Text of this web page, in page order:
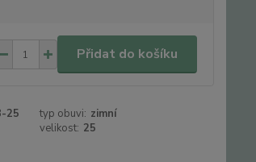
Přidat do košíku
25 typ obuvi: zimní
velikost: 25